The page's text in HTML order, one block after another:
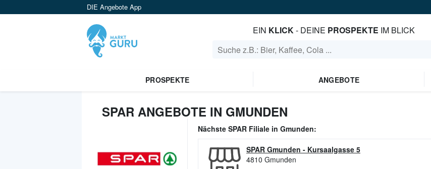
DIE Angebote App
EIN KLICK- DEINE PROSPEKTE IM BLICK
PROSPEKTE ANGEBOTE
SPAR ANGEBOTE IN GMUNDEN
Nächste SPAR Filiale in Gmunden:
SPAR Gmunden - Kursaalgasse 5
4810 Gmunden